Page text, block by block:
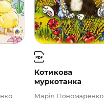
Котикова
муркотанка
Марія Пономаренко